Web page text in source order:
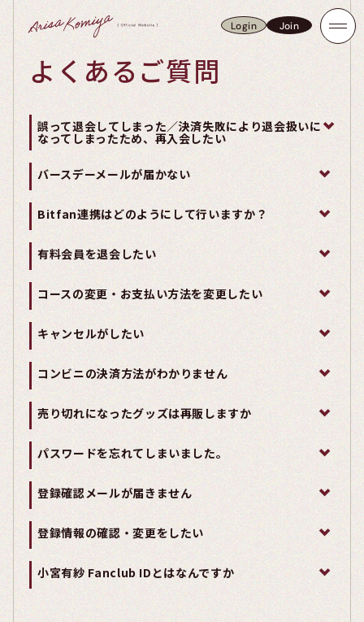
Login
Join
よくあるご質問
誤って退会してしまった／決済失敗により退会扱いに
なってしまったため、再入会したい
バースデーメールが届かない
Bitfan連携はどのようにして行いますか？
有料会員を退会したい
コースの変更・お支払い方法を変更したい
キャンセルがしたい
コンビニの決済方法がわかりません
売り切れになったグッズは再販しますか
パスワードを忘れてしまいました。
登録確認メールが届きません
登録情報の確認・変更をしたい
小宮有紗 Fanclub IDとはなんですか